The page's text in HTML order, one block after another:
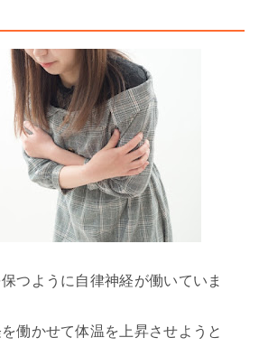
つように自律神経が働いていま
働かせて体温を上昇させようと